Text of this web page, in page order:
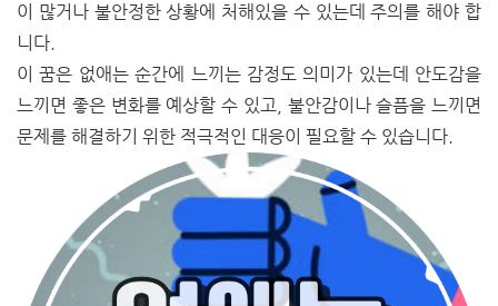
이 많거나 불안정한 상황에 처해있을 수 있는데 주의를 해야 합
니다.
이 꿈은 없애는 순간에 느끼는 감정도 의미가 있는데 안도감을
느끼면 좋은 변화를 예상할 수 있고, 불안감이나 슬픔을 느끼면
문제를 해결하기 위한 적극적인 대응이 필요할 수 있습니다.